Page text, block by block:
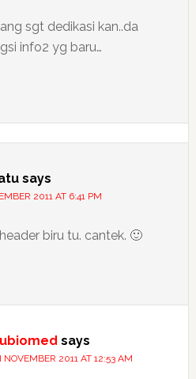
sgt dedikasi kan..da
info2 yg baru…
says
2011 AT 6:41 PM
biru tu. cantek. 🙂
says
NOVEMBER 2011 AT 12:53 AM